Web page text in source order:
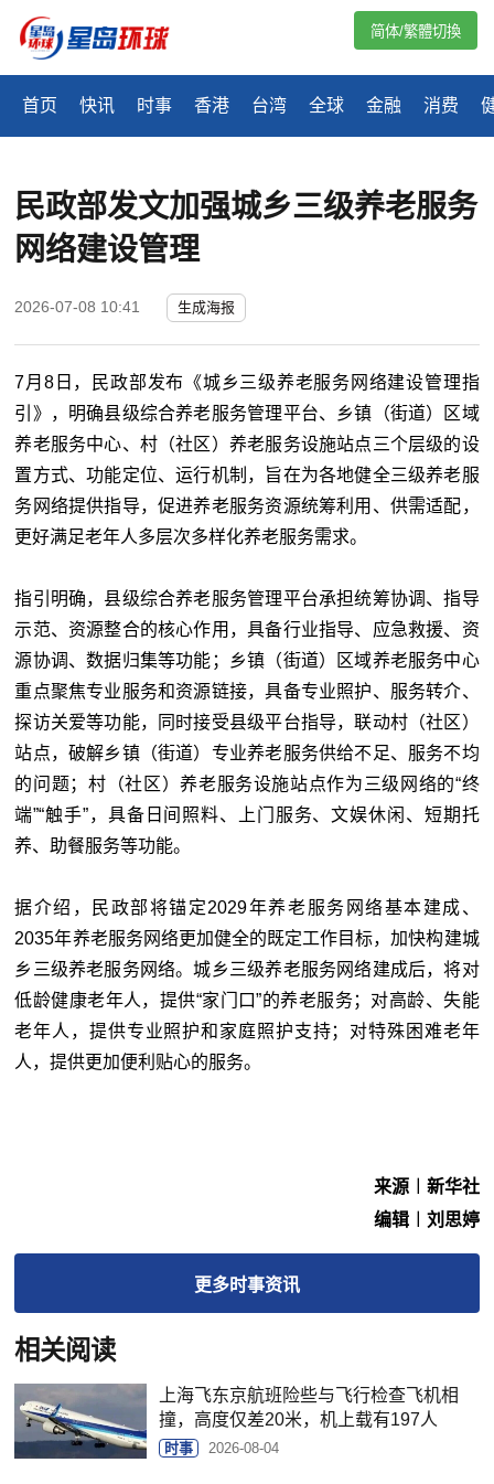
首页 快讯 时事 香港 台湾 全球 金融 消费
简体/繁體切換
民政部发文加强城乡三级养老服务
网络建设管理
2026-07-08 10:41 生成海报
7月8日，民政部发布《城乡三级养老服务网络建设管理指
引》，明确县级综合养老服务管理平台、乡镇（街道）区域
养老服务中心、村（社区）养老服务设施站点三个层级的设
置方式、功能定位、运行机制，旨在为各地健全三级养老服
务网络提供指导，促进养老服务资源统筹利用、供需适配，
更好满足老年人多层次多样化养老服务需求。
指引明确，县级综合养老服务管理平台承担统筹协调、指导
示范、资源整合的核心作用，具备行业指导、应急救援、资
源协调、数据归集等功能；乡镇（街道）区域养老服务中心
重点聚焦专业服务和资源链接，具备专业照护、服务转介、
探访关爱等功能，同时接受县级平台指导，联动村（社区）
站点，破解乡镇（街道）专业养老服务供给不足、服务不均
的问题；村（社区）养老服务设施站点作为三级网络的“终
端”“触手”，具备日间照料、上门服务、文娱休闲、短期托
养、助餐服务等功能。
据介绍，民政部将锚定2029年养老服务网络基本建成、
2035年养老服务网络更加健全的既定工作目标，加快构建城
乡三级养老服务网络。城乡三级养老服务网络建成后，将对
低龄健康老年人，提供“家门口”的养老服务；对高龄、失能
老年人，提供专业照护和家庭照护支持；对特殊困难老年
人，提供更加便利贴心的服务。
来源︱新华社
编辑︱刘思婷
更多时事资讯
相关阅读
上海飞东京航班险些与飞行检查飞机相
撞，高度仅差20米，机上载有197人
时事 2026-08-04